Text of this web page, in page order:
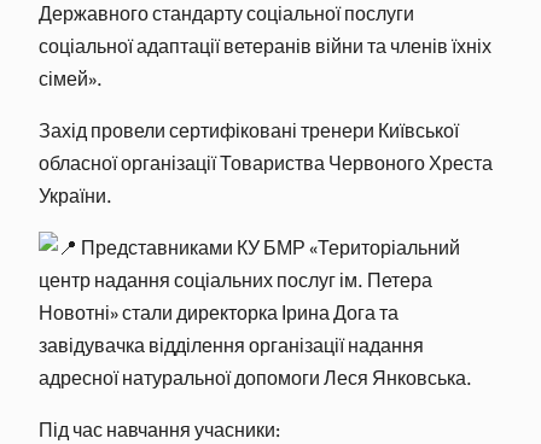
Державного стандарту соціальної послуги
соціальної адаптації ветеранів війни та членів їхніх
сімей».
Захід провели сертифіковані тренери Київської
обласної організації Товариства Червоного Хреста
України.
Представниками КУ БМР «Територіальний
центр надання соціальних послуг ім. Петера
Новотні» стали директорка Ірина Дога та
завідувачка відділення організації надання
адресної натуральної допомоги Леся Янковська.
Під час навчання учасники: